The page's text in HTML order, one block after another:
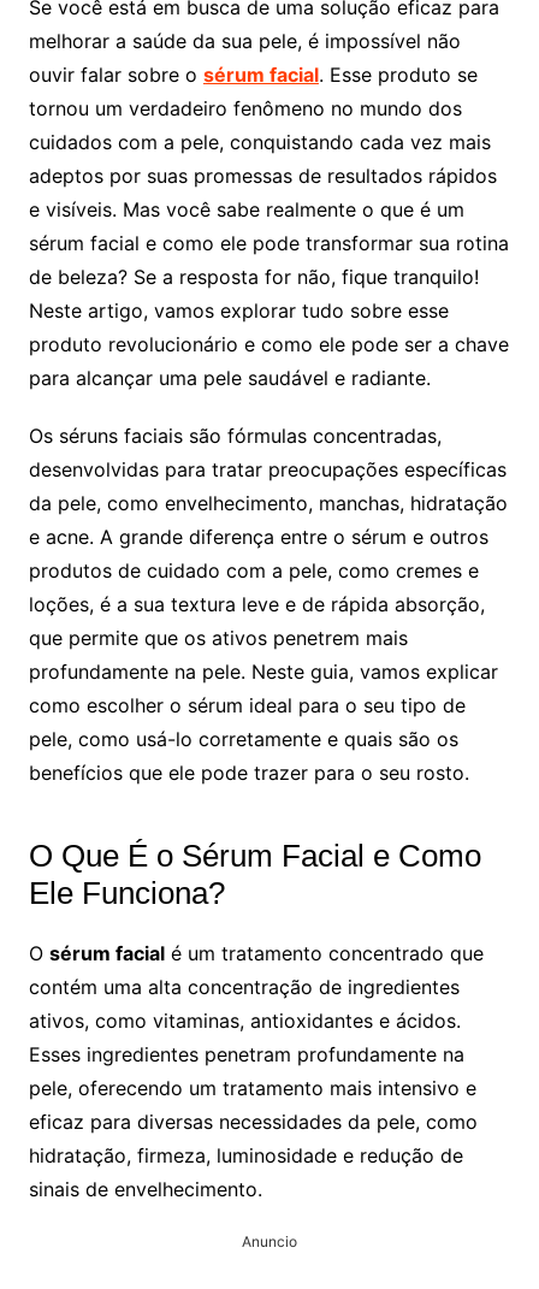
Se você está em busca de uma solução eficaz para
melhorar a saúde da sua pele, é impossível não
ouvir falar sobre o sérum facial. Esse produto se
tornou um verdadeiro fenômeno no mundo dos
cuidados com a pele, conquistando cada vez mais
adeptos por suas promessas de resultados rápidos
e visíveis. Mas você sabe realmente o que é um
sérum facial e como ele pode transformar sua rotina
de beleza? Se a resposta for não, fique tranquilo!
Neste artigo, vamos explorar tudo sobre esse
produto revolucionário e como ele pode ser a chave
para alcançar uma pele saudável e radiante.
Os séruns faciais são fórmulas concentradas,
desenvolvidas para tratar preocupações específicas
da pele, como envelhecimento, manchas, hidratação
e acne. A grande diferença entre o sérum e outros
produtos de cuidado com a pele, como cremes e
loções, é a sua textura leve e de rápida absorção,
que permite que os ativos penetrem mais
profundamente na pele. Neste guia, vamos explicar
como escolher o sérum ideal para o seu tipo de
pele, como usá-lo corretamente e quais são os
benefícios que ele pode trazer para o seu rosto.
O Que É o Sérum Facial e Como
Ele Funciona?
O sérum facialé um tratamento concentrado que
contém uma alta concentração de ingredientes
ativos, como vitaminas, antioxidantes e ácidos.
Esses ingredientes penetram profundamente na
pele, oferecendo um tratamento mais intensivo e
eficaz para diversas necessidades da pele, como
hidratação, firmeza, luminosidade e redução de
sinais de envelhecimento.
Anuncio